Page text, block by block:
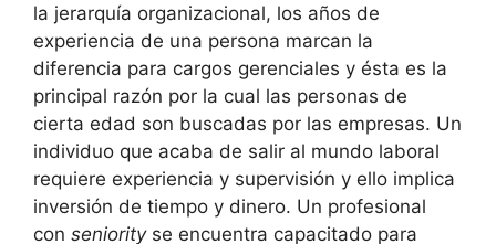
la jerarquía organizacional, los años de
experiencia de una persona marcan la
diferencia para cargos gerenciales y ésta es la
principal razón por la cual las personas de
cierta edad son buscadas por las empresas. Un
individuo que acaba de salir al mundo laboral
requiere experiencia y supervisión y ello implica
inversión de tiempo y dinero. Un profesional
con seniority se encuentra capacitado para